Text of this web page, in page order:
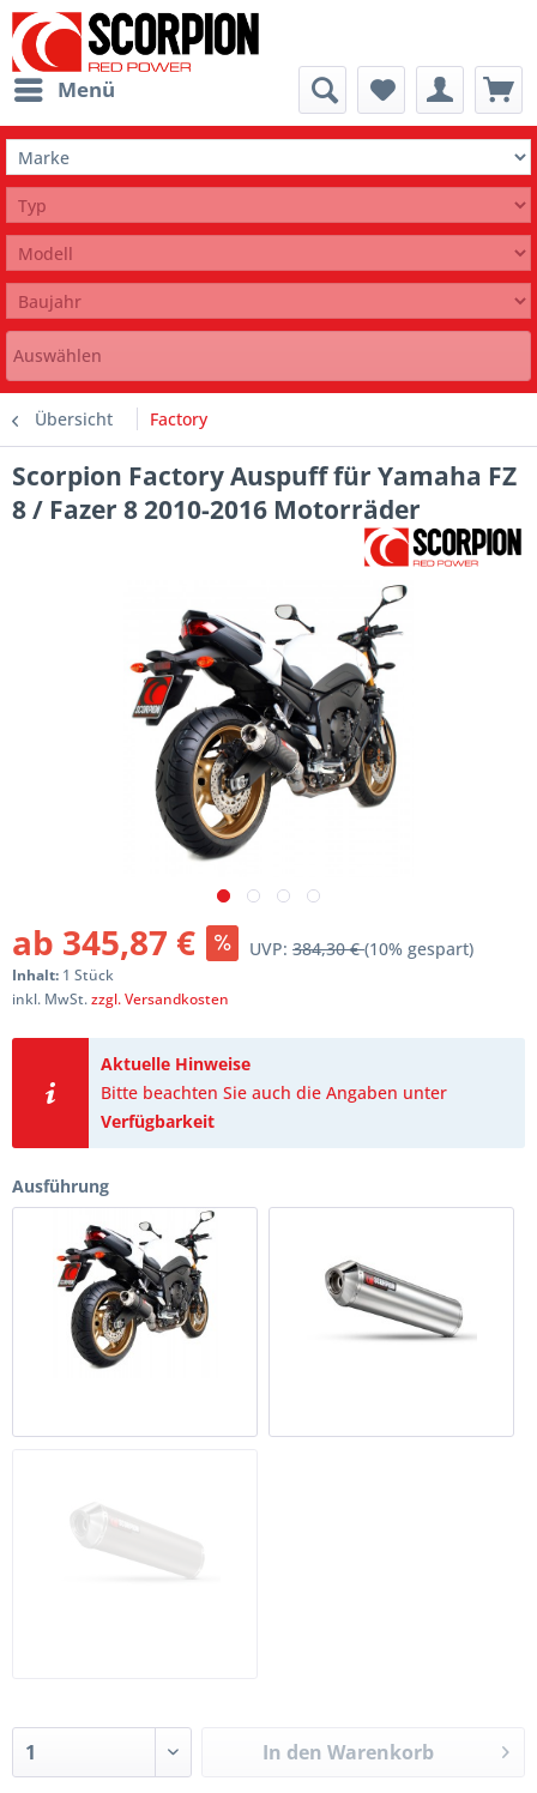
Menü
Auswählen
Übersicht Factory
Scorpion Factory Auspuff für Yamaha FZ
8 / Fazer 8 2010-2016 Motorräder
ab 345,87 € UVP: 384,30 €(10% gespart)
Inhalt: 1 Stück
inkl. MwSt.zzgl. Versandkosten
Aktuelle Hinweise
Bitte beachten Sie auch die Angaben unter
Verfügbarkeit
Ausführung
In den Warenkorb